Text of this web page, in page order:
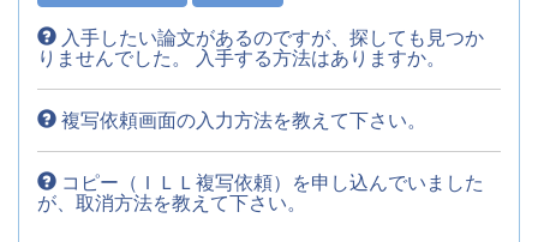
入手したい論文があるのですが、探しても見つか
りませんでした。 入手する方法はありますか。
複写依頼画面の入力方法を教えて下さい。
コピー（ＩＬＬ複写依頼）を申し込んでいました
が、取消方法を教えて下さい。